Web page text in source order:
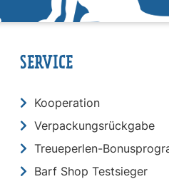
SERVICE
Kooperation
Verpackungsrückgabe
Treueperlen-
Barf Shop Testsieger